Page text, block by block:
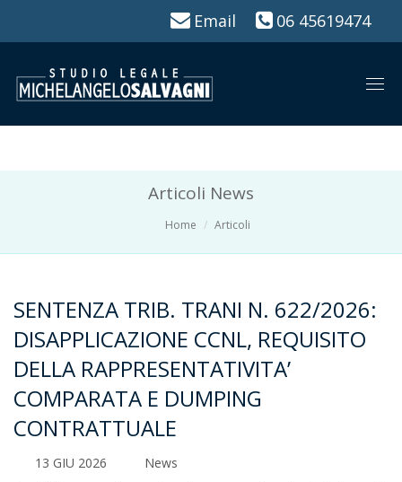
Email 06 45619474
Articoli News
Home Articoli
SENTENZA TRIB. TRANI N. 622/2026:
DISAPPLICAZIONE CCNL, REQUISITO
DELLA RAPPRESENTATIVITA’
COMPARATA E DUMPING
CONTRATTUALE
13 GIU 2026
News